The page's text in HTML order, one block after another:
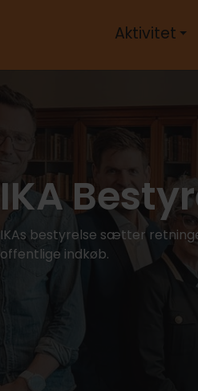
Aktivitet
IKA
IKAs bestyrelse sætter
offentlige indkøb.